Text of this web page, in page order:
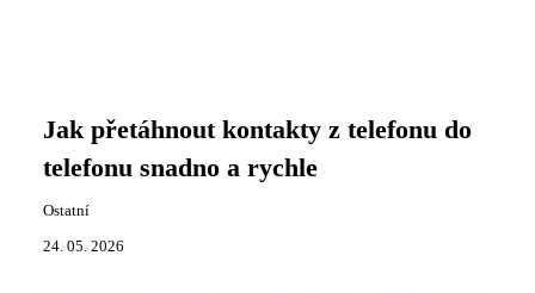
Jak přetáhnout kontakty z telefonu do
telefonu snadno a rychle
Ostatní
24. 05. 2026